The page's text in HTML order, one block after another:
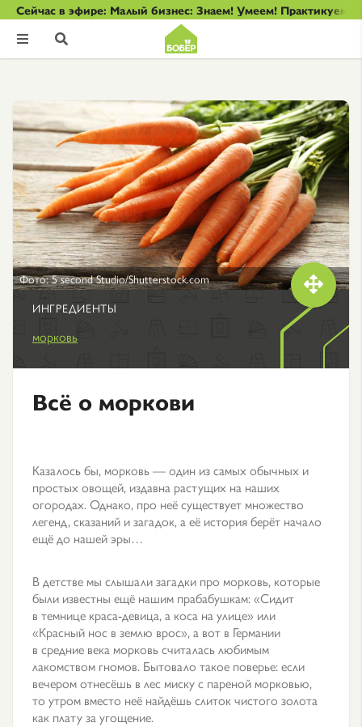
Сейчас в эфире: Малый бизнес: Знаем! Умеем! Практикуем!
 

Фото: 5 second Studio/Shutterstock.com
ИНГРЕДИЕНТЫ
морковь
Всё о моркови
Казалось бы, морковь — один из самых обычных и
простых овощей, издавна растущих на наших
огородах. Однако, про неё существует множество
легенд, сказаний и загадок, а её история берёт начало
ещё до нашей эры…
В детстве мы слышали загадки про морковь, которые
были известны ещё нашим прабабушкам: «Сидит
в темнице краса-девица, а коса на улице» или
«Красный нос в землю врос», а вот в Германии
в средние века морковь считалась любимым
лакомством гномов. Бытовало такое поверье: если
вечером отнесёшь в лес миску с пареной морковью,
то утром вместо неё найдёшь слиток чистого золота
как плату за угощение.